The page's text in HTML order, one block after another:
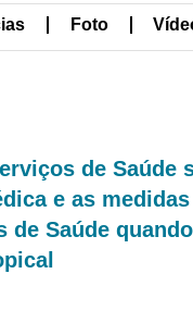
Foto
de Saúde
e as
de Saúde